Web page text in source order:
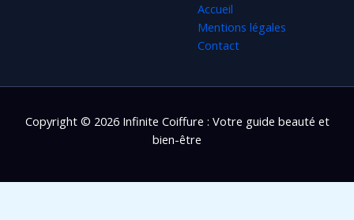
Accueil
Mentions légales
Contact
Copyright © 2026 Infinite Coiffure : Votre guide beauté et
bien-être